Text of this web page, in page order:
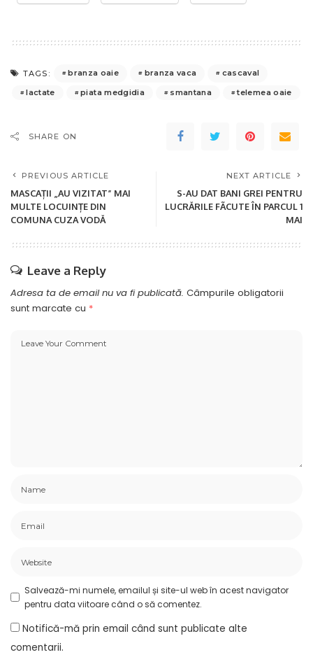
TAGS: branza oaie branza vaca
cascaval
lactate
piata medgidia smantana telemea oaie
SHARE ON
PREVIOUS ARTICLE
MASCAȚII „AU VIZITAT” MAI
MULTE LOCUINȚE DIN
COMUNA CUZA VODĂ
NEXT ARTICLE
S-AU DAT BANI GREI PENTRU
LUCRĂRILE FÃCUTE ÎN PARCUL 1
MAI
Leave a Reply
Adresa ta de email nu va fi publicată. Câmpurile obligatorii
sunt marcate cu *
Salvează-mi numele, emailul și site-ul web în acest navigator
pentru data viitoare când o să comentez.
Notifică-mă prin email când sunt publicate alte
comentarii.